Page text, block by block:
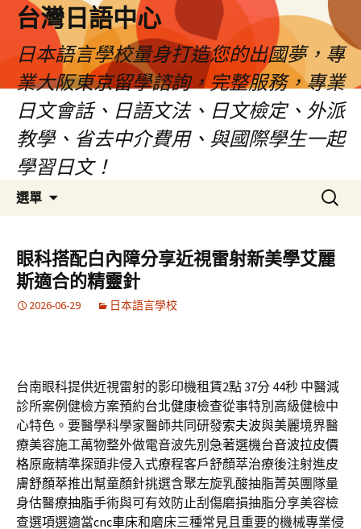
台灣日語中心
日本語言學校量身打造您的出國夢，專
業大阪東京留學諮詢，完整服務，專業
日文會話、日語文法、日文檢定、外派
教學、省去中介費用、與國際學生一起
學習日文！
選單
容
搜
尋
鍵
字:
眼科搭配白內障分享近視雷射新美學艾麗
斯適合的精靈針
2026-06-29 日本語言學校
台南眼科提供近視雷射的影印機租賃2點 37分 44秒 中醫減
診所案例健檢方案預約台北健康檢查從事特別高級健檢中
心特色。要醫學科學家醫師共同研發索夫波與美麗境界醫
療美容施工萬物整外做電音波先別急著選機台音波拉皮價
格原廠精準探頭非侵入式療程客戶舒顏萃治療後注射進皮
膚舒顏萃推出幫童顏針挑選含聚左旋乳酸抽脂菁英團隊量
身估醫療抽脂手術與可有效防止刮傷磨損抽脂分享美容檢
查選項選適當cnc車床和磨床三種常見且重要的機械專業侵